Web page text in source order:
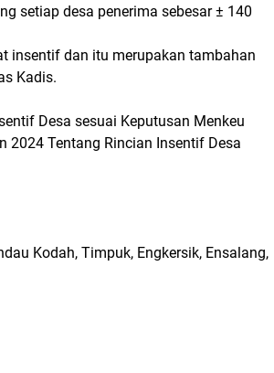
setiap desa penerima sebesar ± 140
insentif dan itu merupakan tambahan
Kadis.
Desa sesuai Keputusan Menkeu
2024 Tentang Rincian Insentif Desa
Kodah, Timpuk, Engkersik, Ensalang,